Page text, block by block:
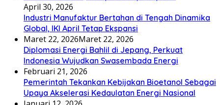
April 30, 2026
Industri Manufaktur Bertahan di Tengah Dinamika
Global, IKI April Tetap Ekspansi
Maret 22, 2026Maret 22, 2026
Diplomasi Energi Bahlil di Jepang, Perkuat
Indonesia Wujudkan Swasembada Energi
Februari 21, 2026
Pemerintah Tekankan Kebijakan Bioetanol Sebagai
Upaya Akselerasi Kedaulatan Energi Nasional